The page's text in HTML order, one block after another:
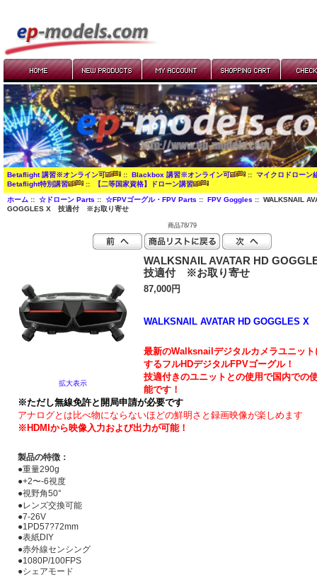
Betaflight 講習※オンライン可 :: Blackbox 講習※オンライン可 :: マイクロドローン
Betaflight特別講習
:: 【二等国家資格】ドローン講習
ホーム:: ☆ドローン Parts :: ☆FPVゴーグル・FPV Parts :: FPV Goggles :: WALKSNAIL
GOGGLES X 技適付 ※お取り寄せ
商品78/79
拡大表示
WALKSNAIL AVATAR HD
技適付 ※お取り寄せ
87,000円
WALKSNAIL AVATAR HD GOGGLES X
最新のWalksnailデジタルカメラユニット
するフルHDデジタルFPVゴーグル！
技適付きのユニットとの使用で国内での
能です！
※ただし無線免許と開局申請が必要です
アナログとは比べ物にならないほどの鮮明さと録画映像が楽しめます
※HDMIから映像入力および出力が可能！
製品の特徴：
●重量290g
●+2〜-6視度
●視野角50°
●レンズ交換可能
●7-26V
●1PD57?72mm
●表紙DIY
●赤外線センシング
●1080P/100FPS
●シェアモード